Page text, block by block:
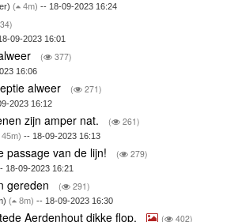
( 4m) -- 18-09-2023 16:24
09-2023 16:01
( 377)
16:06
alweer ( 271)
2023 16:12
zijn amper nat. ( 261)
45m) -- 18-09-2023 16:13
passage van de lijn! ( 279)
18-09-2023 16:21
gereden ( 291)
( 8m) -- 18-09-2023 16:30
Aerdenhout dikke flop. ( 402)